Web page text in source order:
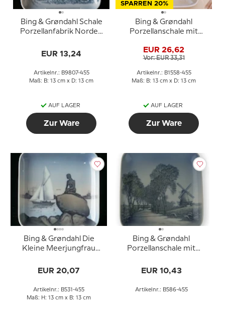
Bing & Grøndahl Schale
Porzellanfabrik Norden
EUR 13,24
Artikelnr.: B9807-455
Maß: B: 13 cm x D: 13 cm
AUF LAGER
Zur Ware
SPARREN 20%
Bing & Grøndahl
Porzellanschale mit
Nr. 1558-455
EUR 26,62
Vor: EUR 33,31
Artikelnr.: B1558-455
Maß: B: 13 cm x D: 13 cm
AUF LAGER
Zur Ware
Bing & Grøndahl Die
Kleine Meerjungfrau
6531
EUR 20,07
Artikelnr.: B531-455
Maß: H: 13 cm x B: 13 cm
Bing & Grøndahl
Porzellanschale mit
455
EUR 10,43
Artikelnr.: B586-455